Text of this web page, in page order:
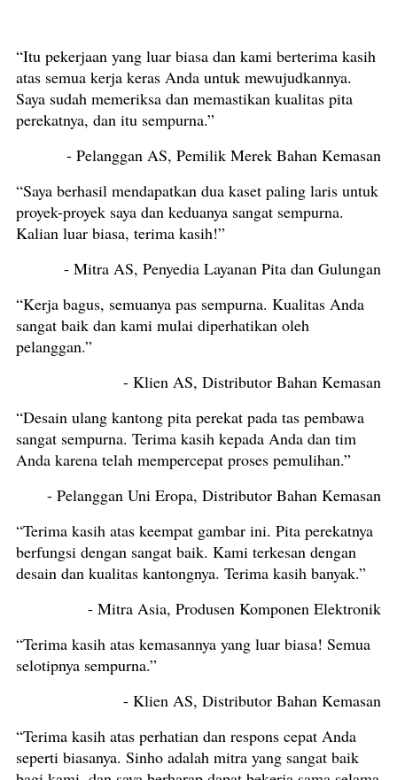
“Itu pekerjaan yang luar biasa dan kami berterima kasih
atas semua kerja keras Anda untuk mewujudkannya.
Saya sudah memeriksa dan memastikan kualitas pita
perekatnya, dan itu sempurna.”
- Pelanggan AS, Pemilik Merek Bahan Kemasan
“Saya berhasil mendapatkan dua kaset paling laris untuk
proyek-proyek saya dan keduanya sangat sempurna.
Kalian luar biasa, terima kasih!”
- Mitra AS, Penyedia Layanan Pita dan Gulungan
“Kerja bagus, semuanya pas sempurna. Kualitas Anda
sangat baik dan kami mulai diperhatikan oleh
pelanggan.”
- Klien AS, Distributor Bahan Kemasan
“Desain ulang kantong pita perekat pada tas pembawa
sangat sempurna. Terima kasih kepada Anda dan tim
Anda karena telah mempercepat proses pemulihan.”
- Pelanggan Uni Eropa, Distributor Bahan Kemasan
“Terima kasih atas keempat gambar ini. Pita perekatnya
berfungsi dengan sangat baik. Kami terkesan dengan
desain dan kualitas kantongnya. Terima kasih banyak.”
- Mitra Asia, Produsen Komponen Elektronik
“Terima kasih atas kemasannya yang luar biasa! Semua
selotipnya sempurna.”
- Klien AS, Distributor Bahan Kemasan
“Terima kasih atas perhatian dan respons cepat Anda
seperti biasanya. Sinho adalah mitra yang sangat baik